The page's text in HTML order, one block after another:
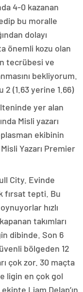
4-0 kazanan
bu moralle
dolayı
önemli kozu olan
tecrübesi ve
bekliyorum.
(1.63 yerine 1.66)
yer alan
Misli yazarı
ekibinin
Yazarı Premier
City. Evinde
fırsat tepti. Bu
hızlı
takımları
dibinde. Son 6
bölgeden 12
çok zor. 30 maçta
ligin en çok gol
Liam Delap’ın